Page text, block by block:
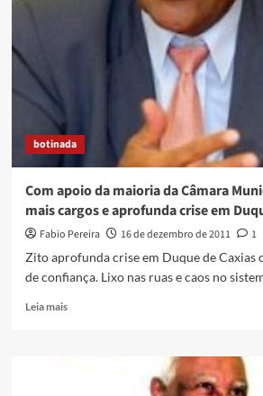
botinada
Com apoio da maioria da Câmara
mais cargos e aprofunda crise em
Fabio Pereira 16 de dezembro de 2011
1
Zito aprofunda crise em Duque de Caxias
de confiança. Lixo nas ruas e caos no
Leia maisRead